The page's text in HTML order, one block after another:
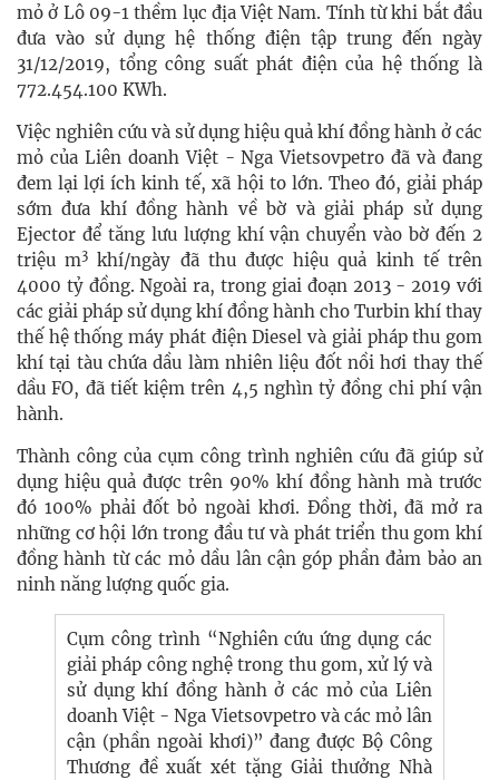
mỏ ở Lô 09-1 thềm lục địa Việt Nam. Tính từ khi bắt đầu
đưa vào sử dụng hệ thống điện tập trung đến ngày
31/12/2019, tổng công suất phát điện của hệ thống là
772.454.100 KWh.
Việc nghiên cứu và sử dụng hiệu quả khí đồng hành ở các
mỏ của Liên doanh Việt - Nga Vietsovpetro đã và đang
đem lại lợi ích kinh tế, xã hội to lớn. Theo đó, giải pháp
sớm đưa khí đồng hành về bờ và giải pháp sử dụng
Ejector để tăng lưu lượng khí vận chuyển vào bờ đến 2
triệu m3 khí/ngày đã thu được hiệu quả kinh tế trên
4000 tỷ đồng. Ngoài ra, trong giai đoạn 2013 - 2019 với
các giải pháp sử dụng khí đồng hành cho Turbin khí thay
thế hệ thống máy phát điện Diesel và giải pháp thu gom
khí tại tàu chứa dầu làm nhiên liệu đốt nồi hơi thay thế
dầu FO, đã tiết kiệm trên 4,5 nghìn tỷ đồng chi phí vận
hành.
Thành công của cụm công trình nghiên cứu đã giúp sử
dụng hiệu quả được trên 90% khí đồng hành mà trước
đó 100% phải đốt bỏ ngoài khơi. Đồng thời, đã mở ra
những cơ hội lớn trong đầu tư và phát triển thu gom khí
đồng hành từ các mỏ dầu lân cận góp phần đảm bảo an
ninh năng lượng quốc gia.
Cụm công trình “Nghiên cứu ứng dụng các
giải pháp công nghệ trong thu gom, xử lý và
sử dụng khí đồng hành ở các mỏ của Liên
doanh Việt - Nga Vietsovpetro và các mỏ lân
cận (phần ngoài khơi)” đang được Bộ Công
Thương đề xuất xét tặng Giải thưởng Nhà